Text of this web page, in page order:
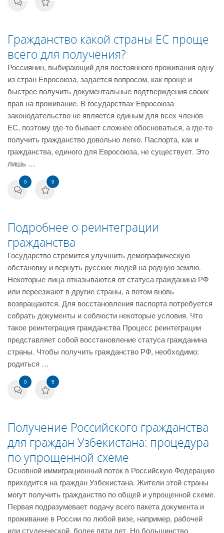
Гражданство какой страны ЕС проще
всего для получения?
Россиянин, выбирающий для постоянного проживания одну
из стран Евросоюза, задается вопросом, как проще и
быстрее получить документальные подтверждения своих
прав на проживание. В государствах Евросоюза
законодательство не является единым для всех членов
ЕС, поэтому где-то бывает сложнее обосноваться, а где-то
получить гражданство довольно легко. Паспорта, как и
гражданства, единого для Евросоюза, не существует. Это
лишь …
0 0
Подробнее о реинтеграции
гражданства
Государство стремится улучшить демографическую
обстановку и вернуть русских людей на родную землю.
Некоторые лица отказываются от статуса гражданина РФ
или переезжают в другие страны, а потом вновь
возвращаются. Для восстановления паспорта потребуется
собрать документы и соблюсти некоторые условия. Что
такое реинтеграция гражданства Процесс реинтеграции
представляет собой восстановление статуса гражданина
страны. Чтобы получить гражданство РФ, необходимо:
родиться …
0 5
Получение Российского гражданства
для граждан Узбекистана: процедура
по упрощенной схеме
Основной иммиграционный поток в Российскую Федерацию
приходится на граждан Узбекистана. Жители этой страны
могут получить гражданство по общей и упрощенной схеме.
Первая подразумевает подачу всего пакета документа и
проживание в России по любой визе, например, рабочей
или студенческой, более пяти лет. Но большинство